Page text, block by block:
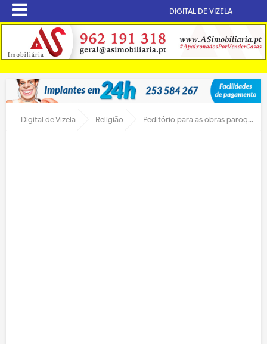
DIGITAL DE VIZELA
Digital de Vizela Religião Peditório para as obras paroquiais de S. Miguel